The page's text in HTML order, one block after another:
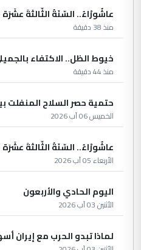
عاشُورْاءُ.. السّنَةُ الثّالثةَ
منذ 38 دقيقة
خيوط الظل.. الاكتفاء
منذ 44 دقيقة
حتمية حصر السلاح المنفلت
الخميس 06 آب 2026
عاشُورْاءُ.. السّنَةُ الثّالثةَ
الأربعاء 05 آب 2026
اليوم الحادي والأربعون
الأثنين 03 آب 2026
لماذا تبدو الحرب مع إيران